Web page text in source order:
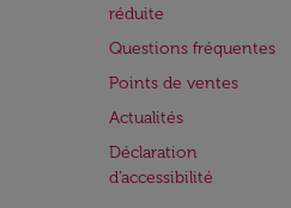
réduite
Questions fréquentes
Points de ventes
Actualités
Déclaration
d’accessibilité